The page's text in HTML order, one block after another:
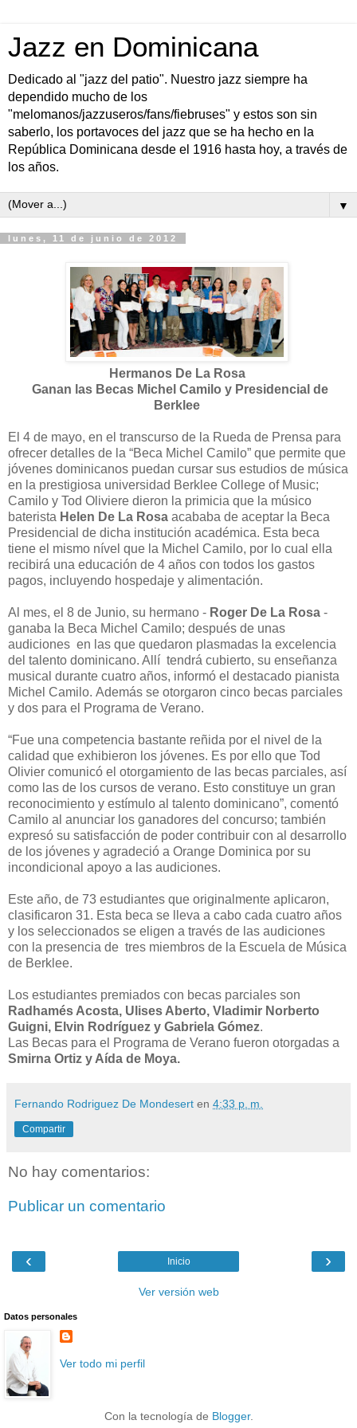
Jazz en Dominicana
Dedicado al "jazz del patio". Nuestro jazz siempre ha
dependido mucho de los
"melomanos/jazzuseros/fans/fiebruses" y estos son sin
saberlo, los portavoces del jazz que se ha hecho en la
República Dominicana desde el 1916 hasta hoy, a través de
los años.
▼
lunes, 11 de junio de 2012
Hermanos De La Rosa
Ganan las Becas Michel Camilo y Presidencial de
Berklee
El 4 de mayo, en el transcurso de la Rueda de Prensa para
ofrecer detalles de la “Beca Michel Camilo” que permite que
jóvenes dominicanos puedan cursar sus estudios de música
en la prestigiosa universidad Berklee College of Music;
Camilo y Tod Oliviere dieron la primicia que la músico
baterista Helen De La Rosa acababa de aceptar la Beca
Presidencial de dicha institución académica. Esta beca
tiene el mismo nível que la Michel Camilo, por lo cual ella
recibirá una educación de 4 años con todos los gastos
pagos, incluyendo hospedaje y alimentación.
Al mes, el 8 de Junio, su hermano - Roger De La Rosa -
ganaba la Beca Michel Camilo; después de unas
audiciones en las que quedaron plasmadas la excelencia
del talento dominicano. Allí tendrá cubierto, su enseñanza
musical durante cuatro años, informó el destacado pianista
Michel Camilo. Además se otorgaron cinco becas parciales
y dos para el Programa de Verano.
“Fue una competencia bastante reñida por el nivel de la
calidad que exhibieron los jóvenes. Es por ello que Tod
Olivier comunicó el otorgamiento de las becas parciales, así
como las de los cursos de verano. Esto constituye un gran
reconocimiento y estímulo al talento dominicano”, comentó
Camilo al anunciar los ganadores del concurso; también
expresó su satisfacción de poder contribuir con al desarrollo
de los jóvenes y agradeció a Orange Dominica por su
incondicional apoyo a las audiciones.
Este año, de 73 estudiantes que originalmente aplicaron,
clasificaron 31. Esta beca se lleva a cabo cada cuatro años
y los seleccionados se eligen a través de las audiciones
con la presencia de tres miembros de la Escuela de Música
de Berklee.
Los estudiantes premiados con becas parciales son
Radhamés Acosta, Ulises Aberto, Vladimir Norberto
Guigni, Elvin Rodríguez y Gabriela Gómez.
Las Becas para el Programa de Verano fueron otorgadas a
Smirna Ortiz y Aída de Moya.
Fernando Rodriguez De Mondesert en 4:33 p. m.
Compartir
No hay comentarios:
Publicar un comentario
‹ ›
Inicio
Ver versión web
Datos personales
Ver todo mi perfil
Con la tecnología de Blogger.